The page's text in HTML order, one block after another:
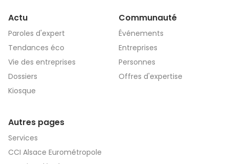
Actu
Paroles d'expert
Tendances éco
Vie des entreprises
Dossiers
Kiosque
Communauté
Événements
Entreprises
Personnes
Offres d'expertise
Autres pages
Services
CCI Alsace Eurométropole